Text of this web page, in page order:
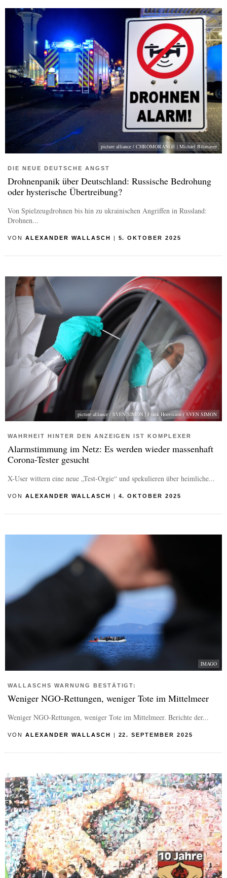
picture alliance / CHROMORANGE | Michael Bihmayer
DIE NEUE DEUTSCHE ANGST
Drohnenpanik über Deutschland: Russische Bedrohung
oder hysterische Übertreibung?
Von Spielzeugdrohnen bis hin zu ukrainischen Angriffen in Russland:
Drohnen...
VON ALEXANDER WALLASCH | 5. OKTOBER 2025
picture alliance / SVEN SIMON | Frank Hoermann / SVEN SIMON
WAHRHEIT HINTER DEN ANZEIGEN IST KOMPLEXER
Alarmstimmung im Netz: Es werden wieder massenhaft
Corona-Tester gesucht
X-User wittern eine neue „Test-Orgie“ und spekulieren über heimliche...
VON ALEXANDER WALLASCH | 4. OKTOBER 2025
IMAGO
WALLASCHS WARNUNG BESTÄTIGT:
Weniger NGO-Rettungen, weniger Tote im Mittelmeer
Weniger NGO-Rettungen, weniger Tote im Mittelmeer. Berichte der...
VON ALEXANDER WALLASCH 22. SEPTEMBER 2025